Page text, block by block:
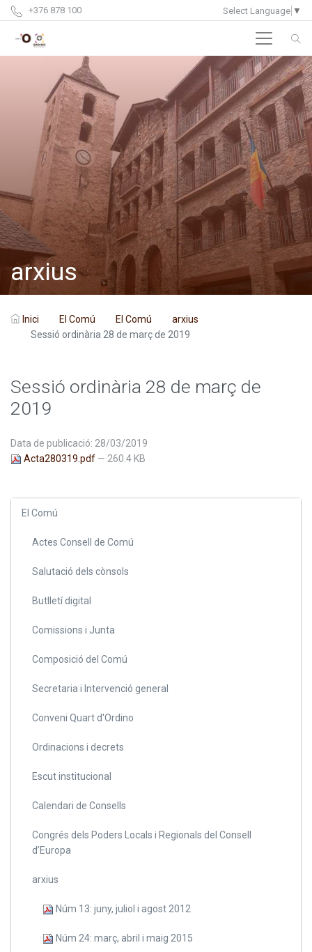
+376 878 100 Select Language ▼
arxius
Inici El Comú El Comú
arxius
Sessió ordinària 28 de març de 2019
El Comú
Actes Consell de Comú
Salutació dels cònsols
Butlletí digital
Comissions i Junta
Composició del Comú
Secretaria i Intervenció general
Conveni Quart d'Ordino
Ordinacions i decrets
Escut institucional
Calendari de Consells
Congrés dels Poders Locals i Regionals del Consell
d’Europa
arxius
Núm 13: juny, juliol i agost 2012
Núm 24: març, abril i maig 2015
Sessió ordinària 28 de març de
2019
Data de publicació: 28/03/2019
Acta280319.pdf — 260.4 KB